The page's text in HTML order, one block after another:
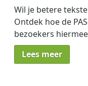
Wil je betere
Ontdek hoe de
bezoekers
Lees meer